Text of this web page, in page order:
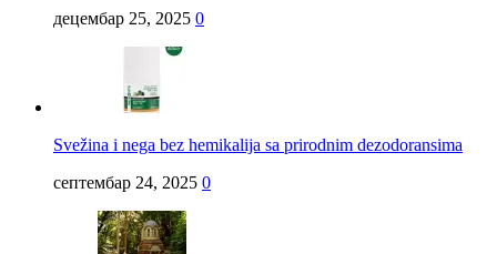
децембар 25, 2025 0
Svežina i nega bez hemikalija sa prirodnim dezodoransima
септембар 24, 2025 0